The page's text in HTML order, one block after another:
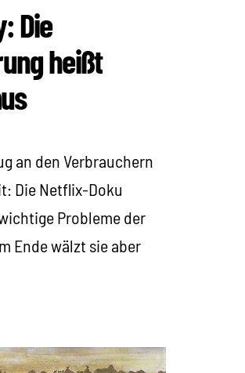
Die
heißt
an den Verbrauchern
Die Netflix-Doku
Probleme der
Ende wälzt sie aber